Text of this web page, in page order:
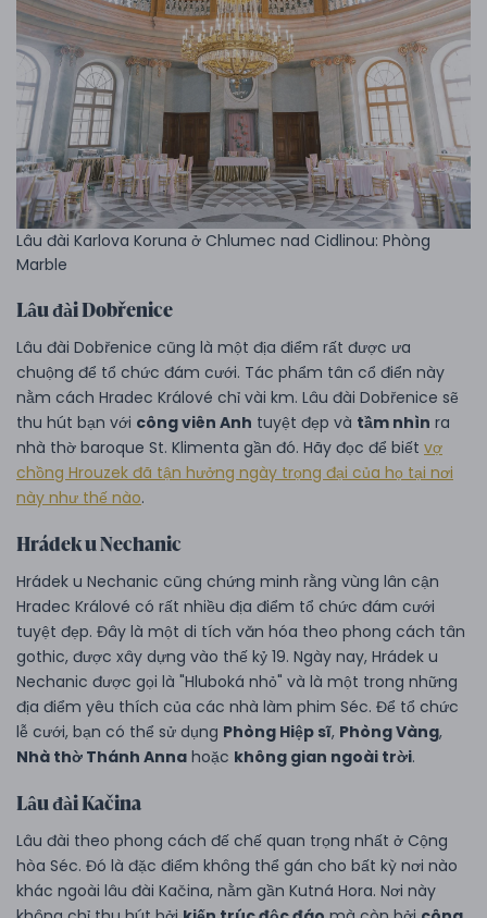
Lâu đài Karlova Koruna ở Chlumec nad Cidlinou: Phòng
Marble
Lâu đài Dobřenice
Lâu đài Dobřenice cũng là một địa điểm rất được ưa
chuộng để tổ chức đám cưới. Tác phẩm tân cổ điển này
nằm cách Hradec Králové chỉ vài km. Lâu đài Dobřenice sẽ
thu hút bạn với công viên Anh tuyệt đẹp và tầm nhìn ra
nhà thờ baroque St. Klimenta gần đó. Hãy đọc để biết vợ
chồng Hrouzek đã tận hưởng ngày trọng đại của họ tại nơi
này như thế nào.
Hrádek u Nechanic
Hrádek u Nechanic cũng chứng minh rằng vùng lân cận
Hradec Králové có rất nhiều địa điểm tổ chức đám cưới
tuyệt đẹp. Đây là một di tích văn hóa theo phong cách tân
gothic, được xây dựng vào thế kỷ 19. Ngày nay, Hrádek u
Nechanic được gọi là "Hluboká nhỏ" và là một trong những
địa điểm yêu thích của các nhà làm phim Séc. Để tổ chức
lễ cưới, bạn có thể sử dụng Phòng Hiệp sĩ, Phòng Vàng,
Nhà thờ Thánh Anna hoặc không gian ngoài trời.
Lâu đài Kačina
Lâu đài theo phong cách đế chế quan trọng nhất ở Cộng
hòa Séc. Đó là đặc điểm không thể gán cho bất kỳ nơi nào
khác ngoài lâu đài Kačina, nằm gần Kutná Hora. Nơi này